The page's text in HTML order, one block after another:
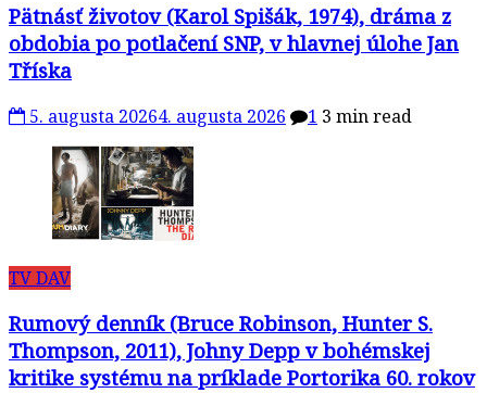
Pätnásť životov (Karol Spišák, 1974), dráma z
obdobia po potlačení SNP, v hlavnej úlohe Jan
Tříska
5. augusta 20264. augusta 2026 1 3 min read
TV DAV
Rumový denník (Bruce Robinson, Hunter S.
Thompson, 2011), Johny Depp v bohémskej
kritike systému na príklade Portorika 60. rokov